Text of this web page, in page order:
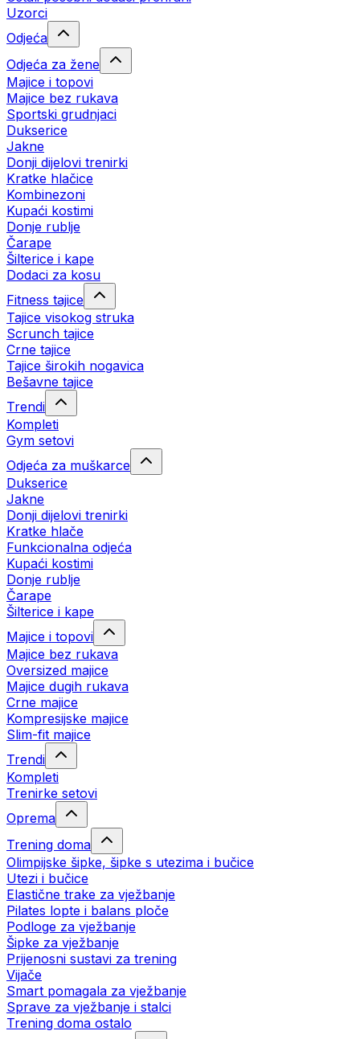
Uzorci
Odjeća
Odjeća za žene
Majice i topovi
Majice bez rukava
Sportski grudnjaci
Dukserice
Jakne
Donji dijelovi trenirki
Kratke hlačice
Kombinezoni
Kupaći kostimi
Donje rublje
Čarape
Šilterice i kape
Dodaci za kosu
Fitness tajice
Tajice visokog struka
Scrunch tajice
Crne tajice
Tajice širokih nogavica
Bešavne tajice
Trendi
Kompleti
Gym setovi
Odjeća za muškarce
Dukserice
Jakne
Donji dijelovi trenirki
Kratke hlače
Funkcionalna odjeća
Kupaći kostimi
Donje rublje
Čarape
Šilterice i kape
Majice i topovi
Majice bez rukava
Oversized majice
Majice dugih rukava
Crne majice
Kompresijske majice
Slim-fit majice
Trendi
Kompleti
Trenirke setovi
Oprema
Trening doma
Olimpijske šipke, šipke s utezima i bučice
Utezi i bučice
Elastične trake za vježbanje
Pilates lopte i balans ploče
Podloge za vježbanje
Šipke za vježbanje
Prijenosni sustavi za trening
Vijače
Smart pomagala za vježbanje
Sprave za vježbanje i stalci
Trening doma ostalo